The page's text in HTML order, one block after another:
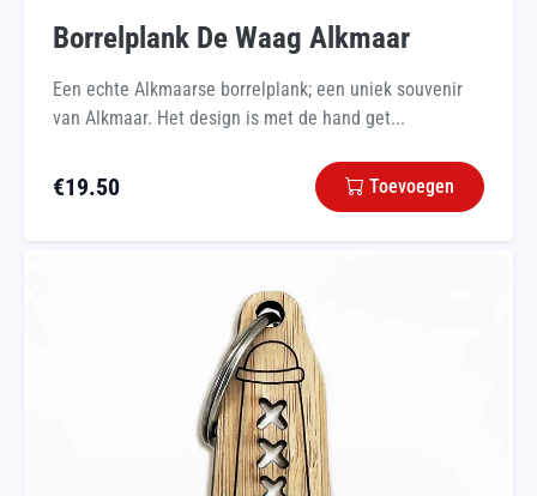
Borrelplank De Waag Alkmaar
Een echte Alkmaarse borrelplank; een uniek souvenir
van Alkmaar. Het design is met de hand get...
€19.50 Toevoegen